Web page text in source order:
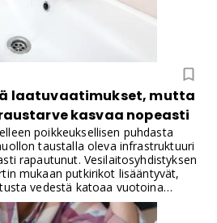
laatuvaatimukset, mutta
kasvaa nopeasti
poikkeuksellisen puhdasta
taustalla oleva infrastruktuuri
rapautunut. Vesilaitosyhdistyksen
mukaan putkirikot lisääntyvät,
vedestä katoaa vuotoina
toimii useilla alueilla jo äärirajoilla,